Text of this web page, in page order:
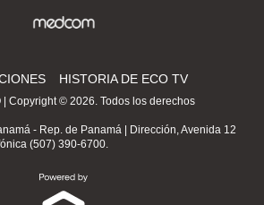
HISTORIA DE ECO TV
| Copyright © 2026. Todos los derechos
- Rep. de Panamá | Dirección, Avenida 12
(507) 390-6700.